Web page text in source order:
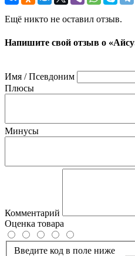
Ещё никто не оставил отзыв.
Напишите свой отзыв о
Имя / Псевдоним
Плюсы
Минусы
Комментарий
Оценка товара
Введите код в поле ниже